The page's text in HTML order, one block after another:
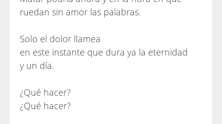
ruedan sin amor las palabras.
Solo el dolor llamea
en este instante que dura ya la eternidad
y un día.
¿Qué hacer?
¿Qué hacer?